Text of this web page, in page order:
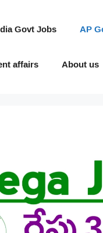
Govt Jobs AP
affairs About us